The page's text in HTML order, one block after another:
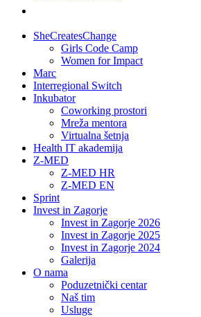
SheCreatesChange
Girls Code Camp
Women for Impact
Marc
Interregional Switch
Inkubator
Coworking prostori
Mreža mentora
Virtualna šetnja
Health IT akademija
Z-MED
Z-MED HR
Z-MED EN
Sprint
Invest in Zagorje
Invest in Zagorje 2026
Invest in Zagorje 2025
Invest in Zagorje 2024
Galerija
O nama
Poduzetnički centar
Naš tim
Usluge